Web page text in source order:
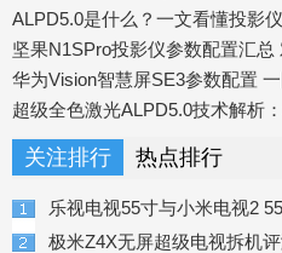
ALPD5.0是什么？一文看懂投影
坚果N1SPro投影仪参数配置汇
华为Vision智慧屏SE3参数配置
关注排行 热点排行
乐视电视55寸与小米电视2
极米Z4X无屏超级电视拆机评